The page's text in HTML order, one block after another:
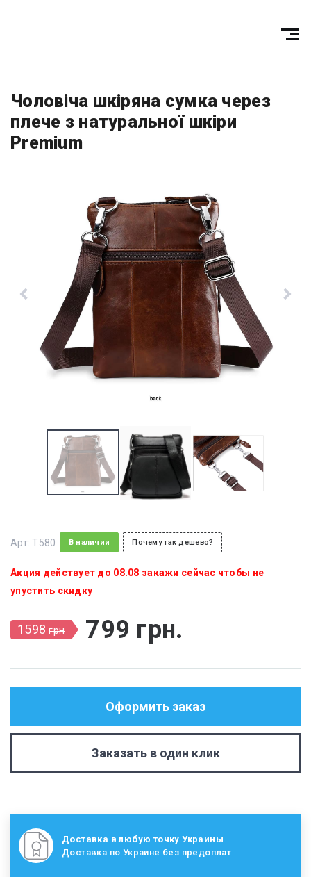
Чоловіча шкіряна сумка через
плече з натуральної шкіри
Premium
Арт:T580 В наличии Почему так дешево?
Акция действует до 08.08 закажи сейчас чтобы не
упустить скидку
1598грн 799 грн.
Оформить заказ
Заказать в один клик
Доставка в любую точку Украины
Доставка по Украине без предоплат